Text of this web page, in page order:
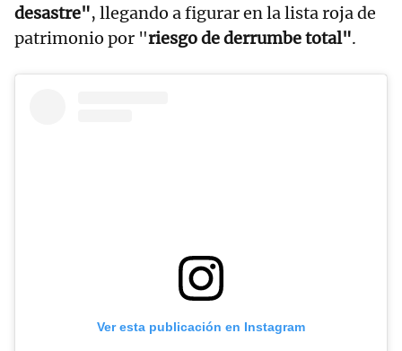
desastre", llegando a figurar en la lista roja de
patrimonio por "riesgo de derrumbe total".
Ver esta publicación en Instagram